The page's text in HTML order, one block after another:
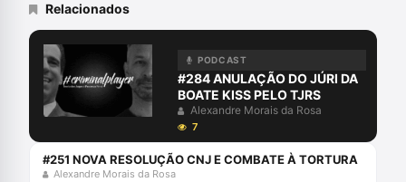
Relacionados
PODCAST
#284 ANULAÇÃO DO JÚRI DA
BOATE KISS PELO TJRS
Alexandre Morais da Rosa
7
#251 NOVA RESOLUÇÃO CNJ E COMBATE À TORTURA
Alexandre Morais da Rosa